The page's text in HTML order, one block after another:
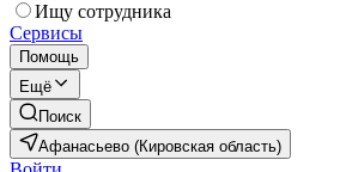
Ищу сотрудника
Сервисы
Помощь
Ещё
Поиск
Афанасьево (Кировская область)